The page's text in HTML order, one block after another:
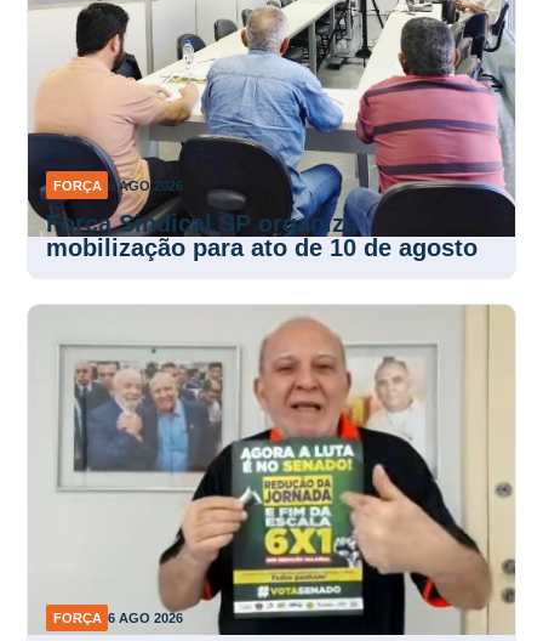
FORÇA 6 AGO 2026
Força Sindical SP organiza
mobilização para ato de 10 de agosto
FORÇA 6 AGO 2026